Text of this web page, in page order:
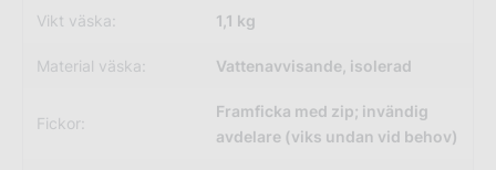
Vikt väska: 1,1 kg
Material väska: Vattenavvisande, isolerad
Fickor:
Framficka med zip; invändig
avdelare (viks undan vid behov)